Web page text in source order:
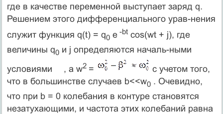
где в качестве переменной выступает заряд q.
Решением этого дифференциального урав-нения
служит функция q(t) = q0e -btcos(wt + j), где
величины q0и j определяются началь-ными
условиями
, а w2 =
с учетом того,
что в большинстве случаев b<<w0. Очевидно,
что при b = 0 колебания в контуре становятся
незатухающими, и частота этих колебаний равна